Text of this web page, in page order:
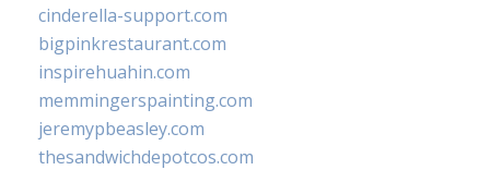
cinderella-support.com
bigpinkrestaurant.com
inspirehuahin.com
memmingerspainting.com
jeremypbeasley.com
thesandwichdepotcos.com